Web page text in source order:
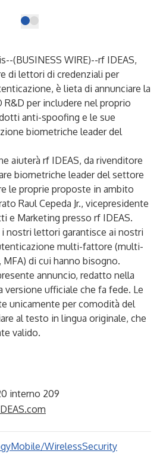
(BUSINESS WIRE)--rf IDEAS,
di lettori di credenziali per
è lieta di annunciare la
R&D per includere nel proprio
anti-spoofing e le sue
biometriche leader del
aiuterà rf IDEAS, da rivenditore
biometriche leader del settore
le proprie proposte in ambito
Raul Cepeda Jr., vicepresidente
e Marketing presso rf IDEAS.
i nostri lettori garantisce ai nostri
multi-fattore (multi-
di cui hanno bisogno.
annuncio, redatto nella
versione ufficiale che fa fede. Le
unicamente per comodità del
al testo in lingua originale, che
valido.
interno 209
Mobile/WirelessSecurity